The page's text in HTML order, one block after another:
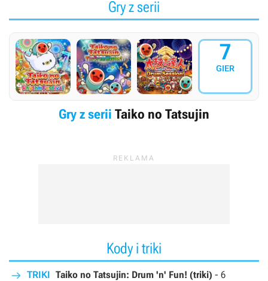
Gry z serii
7
GIER
Gry z serii Taiko no Tatsujin
Kody i triki
TRIKI Taiko no Tatsujin: Drum 'n' Fun! (triki) - 6